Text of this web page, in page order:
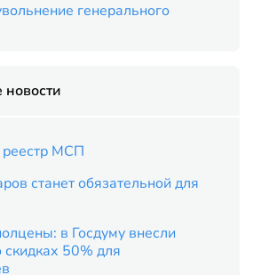
генерального
МСП
станет обязательной для
в Госдуму внесли
скидках 50% для